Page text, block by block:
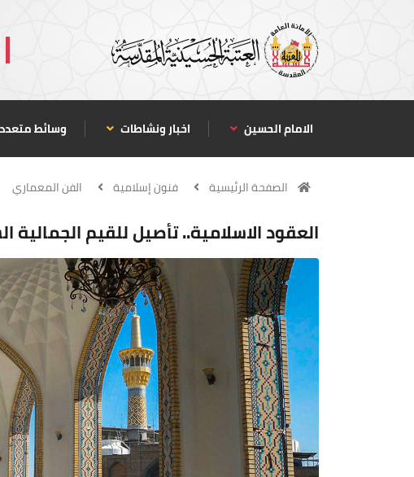
الامام الحسين اخبار ونشاطات وسائط
الصفحة الرئيسية فنون إسلامية الفن المعماري
العقود الاسلامية.. تأصيل للقيم الجمالية